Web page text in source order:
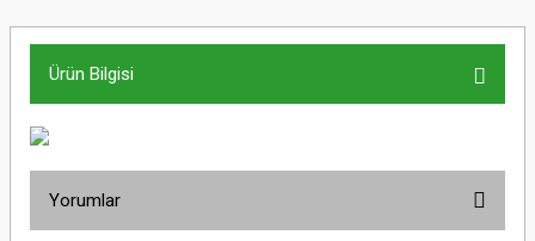
Ürün Bilgisi
Yorumlar